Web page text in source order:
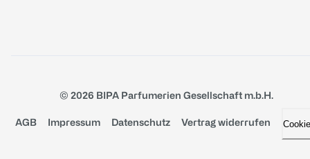
© 2026 BIPA Parfumerien Gesellschaft m.b.H.
AGB Impressum Datenschutz Vertrag widerrufen